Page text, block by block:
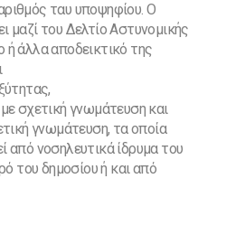
ταυ υποψηφίου. Ο
μαζί του Δελτίο Αστυνομικής
ή άλλα αποδεικτικό της
σχετική γνωμάτευση και
γνωμάτευση, τα οποία
από νοσηλευτικά ίδρυμα του
του δημοσίου ή και από